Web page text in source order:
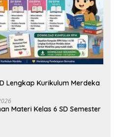
Lengkap Kurikulum Merdeka
Materi Kelas 6 SD Semester